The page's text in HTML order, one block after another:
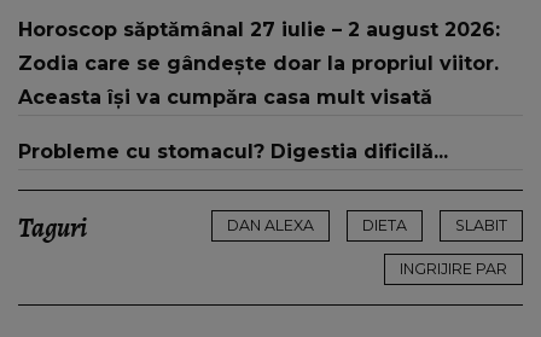
„Tinerețe rebelă”
Horoscop săptămânal 27 iulie – 2 august 2026:
Zodia care se gândește doar la propriul viitor.
Aceasta își va cumpăra casa mult visată
Probleme cu stomacul? Digestia dificilă...
Taguri DAN ALEXA DIETA SLABIT
INGRIJIRE PAR